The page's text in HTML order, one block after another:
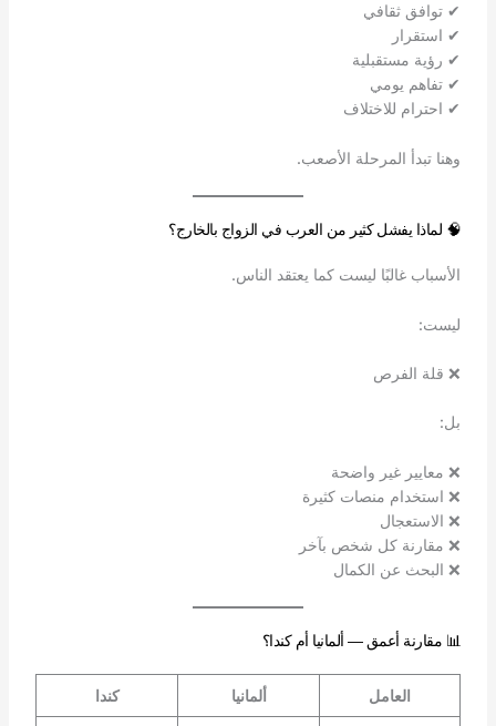
✔ توافق ثقافي
✔ استقرار
✔ رؤية مستقبلية
✔ تفاهم يومي
✔ احترام للاختلاف
وهنا تبدأ المرحلة الأصعب.
🧠 لماذا يفشل كثير من العرب في الزواج بالخارج؟
الأسباب غالبًا ليست كما يعتقد الناس.
ليست:
❌ قلة الفرص
بل:
❌ معايير غير واضحة
❌ استخدام منصات كثيرة
❌ الاستعجال
❌ مقارنة كل شخص بآخر
❌ البحث عن الكمال
📊 مقارنة أعمق — ألمانيا أم كندا؟
العامل ألمانيا كندا